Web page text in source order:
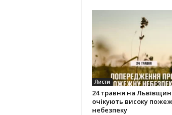
Листи
24 травня на
очікують високу
небезпеку